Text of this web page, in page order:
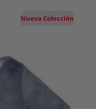
Nueva Colección